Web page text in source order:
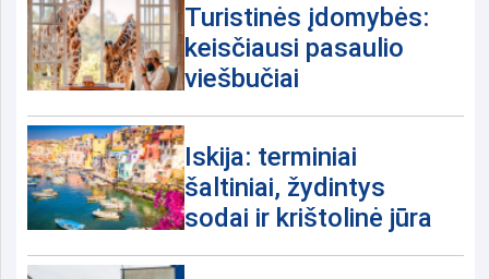
Turistinės įdomybės:
keisčiausi pasaulio
viešbučiai
Iskija: terminiai
šaltiniai, žydintys
sodai ir krištolinė jūra